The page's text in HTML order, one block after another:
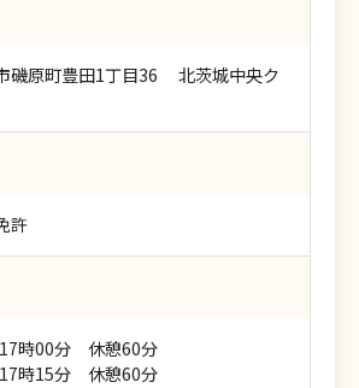
磯原町豊田1丁目36 北茨城中央ク
許
時00分 休憩60分
時15分 休憩60分